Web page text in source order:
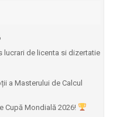
lucrari de licenta si dizertatie
a Masterului de Calcul
Cupă Mondială 2026!